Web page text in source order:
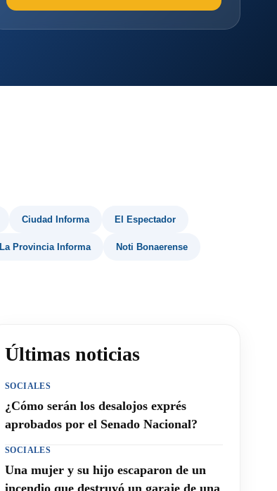
Ciudad Informa El Espectador
La Provincia Informa Noti Bonaerense
Últimas noticias
SOCIALES
¿Cómo serán los desalojos exprés
aprobados por el Senado Nacional?
SOCIALES
Una mujer y su hijo escaparon de un
incendio que destruyó un garaje de una